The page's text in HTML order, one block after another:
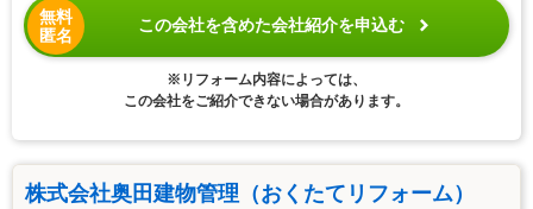
無料
匿名
この会社を含めた会社紹介を申込む
※リフォーム内容によっては、
この会社をご紹介できない場合があります。
株式会社奥田建物管理（おくたてリフォーム）